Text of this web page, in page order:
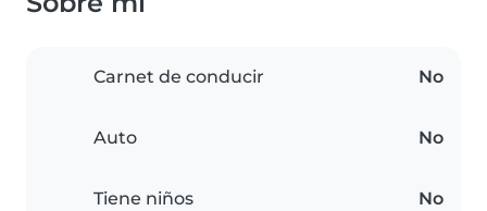
Carnet de conducir No
Auto No
Tiene niños No